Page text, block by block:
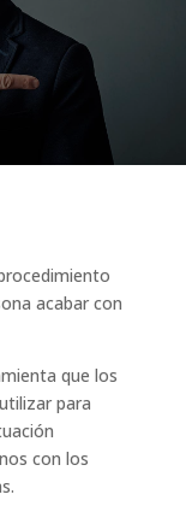
acabar con
que los
para
con los